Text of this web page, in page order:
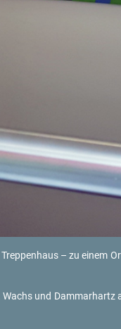
– zu einem
und Dam­mar­hartz